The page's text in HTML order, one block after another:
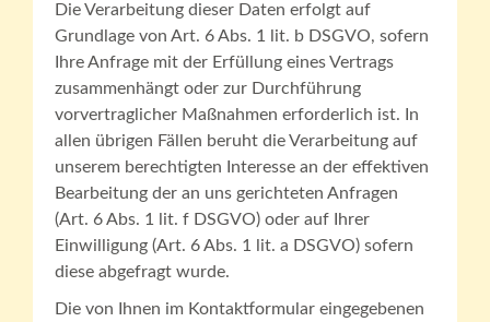
Die Verarbeitung dieser Daten erfolgt auf
Grundlage von Art. 6 Abs. 1 lit. b DSGVO, sofern
Ihre Anfrage mit der Erfüllung eines Vertrags
zusammenhängt oder zur Durchführung
vorvertraglicher Maßnahmen erforderlich ist. In
allen übrigen Fällen beruht die Verarbeitung auf
unserem berechtigten Interesse an der effektiven
Bearbeitung der an uns gerichteten Anfragen
(Art. 6 Abs. 1 lit. f DSGVO) oder auf Ihrer
Einwilligung (Art. 6 Abs. 1 lit. a DSGVO) sofern
diese abgefragt wurde.
Die von Ihnen im Kontaktformular eingegebenen